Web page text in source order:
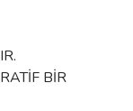
BİR